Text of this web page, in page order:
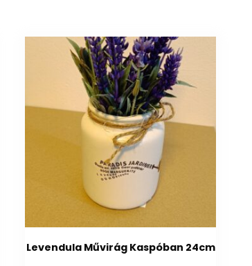
Levendula Művirág Kaspóban 24cm